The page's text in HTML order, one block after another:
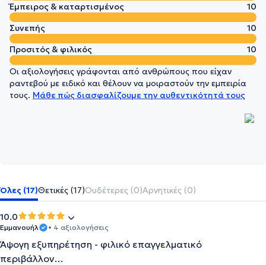
Έμπειρος & καταρτισμένος
10
Συνεπής
10
Προσιτός & φιλικός
10
Οι αξιολογήσεις γράφονται από ανθρώπους που είχαν
ραντεβού με ειδικό και θέλουν να μοιραστούν την εμπειρία
τους. Μάθε πώς διασφαλίζουμε την αυθεντικότητά τους
Όλες (17)Θετικές (17)Ουδέτερες (0)Αρνητικές (0)
10.0
Εμμανουήλ • 4 αξιολογήσεις
Άψογη εξυπηρέτηση - φιλικό επαγγελματικό
περιβάλλον…